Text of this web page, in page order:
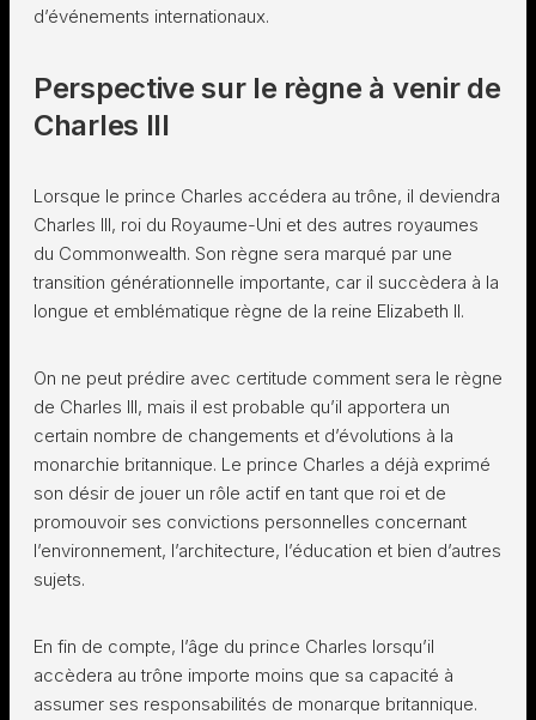
d’événements internationaux.
Perspective sur le règne à venir de
Charles III
Lorsque le prince Charles accédera au trône, il deviendra
Charles III, roi du Royaume-Uni et des autres royaumes
du Commonwealth. Son règne sera marqué par une
transition générationnelle importante, car il succèdera à la
longue et emblématique règne de la reine Elizabeth II.
On ne peut prédire avec certitude comment sera le règne
de Charles III, mais il est probable qu’il apportera un
certain nombre de changements et d’évolutions à la
monarchie britannique. Le prince Charles a déjà exprimé
son désir de jouer un rôle actif en tant que roi et de
promouvoir ses convictions personnelles concernant
l’environnement, l’architecture, l’éducation et bien d’autres
sujets.
En fin de compte, l’âge du prince Charles lorsqu’il
accèdera au trône importe moins que sa capacité à
assumer ses responsabilités de monarque britannique.